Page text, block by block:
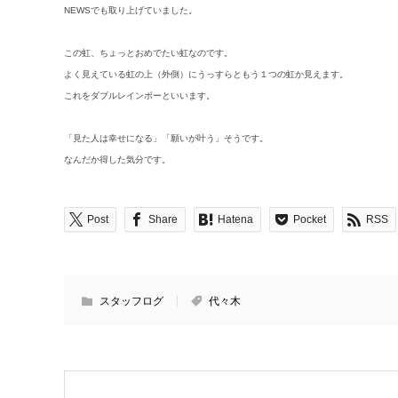
NEWSでも取り上げていました。
この虹、ちょっとおめでたい虹なのです。
よく見えている虹の上（外側）にうっすらともう１つの虹か見えます。
これをダブルレインボーといいます。
「見た人は幸せになる」「願いが叶う」そうです。
なんだか得した気分です。
Post Share Hatena Pocket RSS
スタッフログ 代々木